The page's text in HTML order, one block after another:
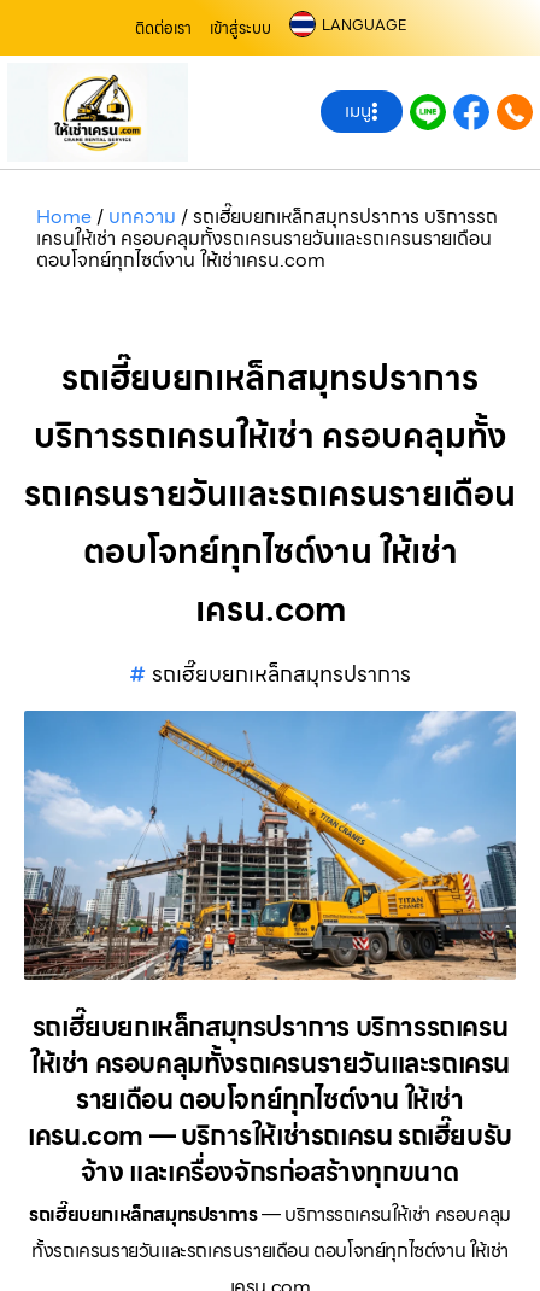
ติดต่อเรา เข้าสู่ระบบ LANGUAGE
เมนู
Home/ บทความ /รถเฮี๊ยบยกเหล็กสมุทรปราการ บริการรถ
เครนให้เช่า ครอบคลุมทั้งรถเครนรายวันและรถเครนรายเดือน
ตอบโจทย์ทุกไซต์งาน ให้เช่าเครน.com
รถเฮี๊ยบยกเหล็กสมุทรปราการ
บริการรถเครนให้เช่า ครอบคลุมทั้ง
รถเครนรายวันและรถเครนรายเดือน
ตอบโจทย์ทุกไซต์งาน ให้เช่า
เครน.com
รถเฮี๊ยบยกเหล็กสมุทรปราการ
รถเฮี๊ยบยกเหล็กสมุทรปราการ บริการรถเครน
ให้เช่า ครอบคลุมทั้งรถเครนรายวันและรถเครน
รายเดือน ตอบโจทย์ทุกไซต์งาน ให้เช่า
เครน.com — บริการให้เช่ารถเครน รถเฮี๊ยบรับ
จ้าง และเครื่องจักรก่อสร้างทุกขนาด
รถเฮี๊ยบยกเหล็กสมุทรปราการ— บริการรถเครนให้เช่า ครอบคลุม
ทั้งรถเครนรายวันและรถเครนรายเดือน ตอบโจทย์ทุกไซต์งาน ให้เช่า